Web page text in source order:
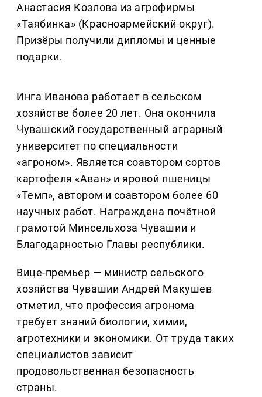
Анастасия Козлова из агрофирмы
«Таябинка» (Красноармейский округ).
Призёры получили дипломы и ценные
подарки.
Инга Иванова работает в сельском
хозяйстве более 20 лет. Она окончила
Чувашский государственный аграрный
университет по специальности
«агроном». Является соавтором сортов
картофеля «Аван» и яровой пшеницы
«Темп», автором и соавтором более 60
научных работ. Награждена почётной
грамотой Минсельхоза Чувашии и
Благодарностью Главы республики.
Вице-премьер — министр сельского
хозяйства Чувашии Андрей Макушев
отметил, что профессия агронома
требует знаний биологии, химии,
агротехники и экономики. От труда таких
специалистов зависит
продовольственная безопасность
страны.